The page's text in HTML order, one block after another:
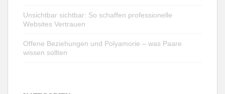
Unsichtbar sichtbar: So schaffen professionelle
Websites Vertrauen
Offene Beziehungen und Polyamorie – was Paare
wissen sollten